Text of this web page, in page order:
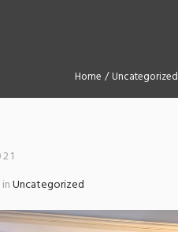
Home /Uncategorized
inUncategorized